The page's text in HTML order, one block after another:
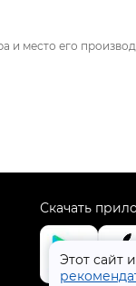
Этот сайт
место его
Скачать